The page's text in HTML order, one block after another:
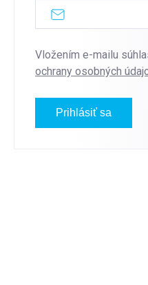
Vložením e-mailu
ochrany osobných
Prihlásiť sa